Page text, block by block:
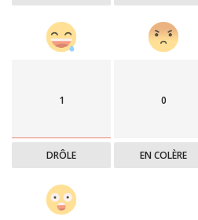
1
DRÔLE
0
EN COLÈRE